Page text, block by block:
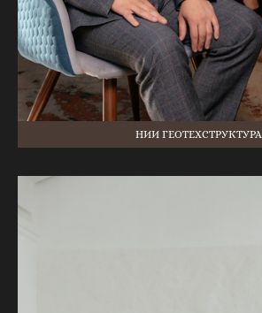
НИИ ГЕОТЕХСТРУКТУРА